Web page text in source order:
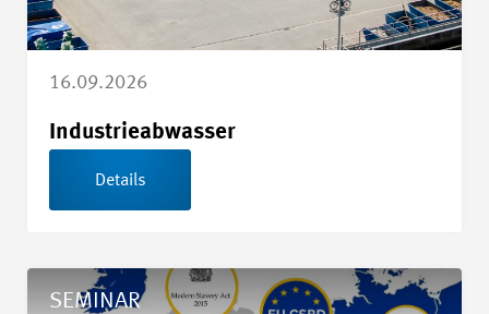
16.09.2026
Industrieabwasser
Details
SEMINAR
Details Nachhaltigkeitsberichterstattung und